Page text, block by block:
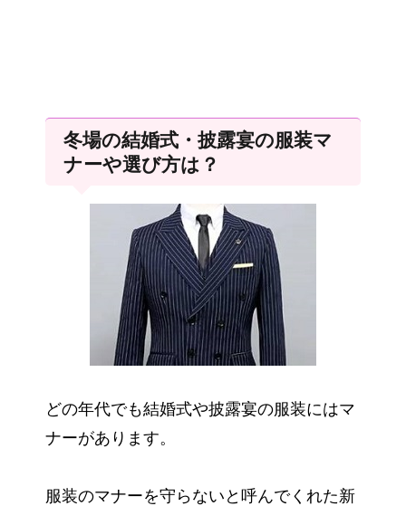
冬場の結婚式・披露宴の服装マ
ナーや選び方は？
どの年代でも結婚式や披露宴の服装にはマ
ナーがあります。
服装のマナーを守らないと呼んでくれた新